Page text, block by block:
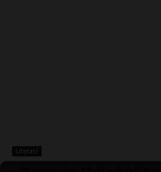
Literasi